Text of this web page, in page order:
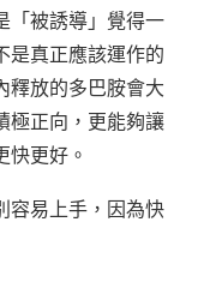
「被誘導」覺得一
是真正應該運作的
釋放的多巴胺會大
極正向，更能夠讓
快更好。
容易上手，因為快